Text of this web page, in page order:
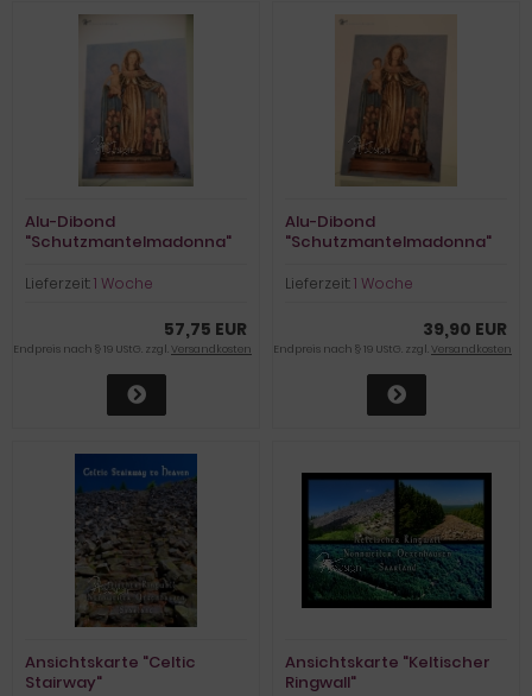
Alu-Dibond
"Schutzmantelmadonna"
Lieferzeit:1 Woche
57,75 EUR
Endpreis nach § 19 UStG. zzgl.Versandkosten
Alu-Dibond
"Schutzmantelmadonna"
Lieferzeit:1 Woche
39,90 EUR
Endpreis nach § 19 UStG. zzgl.Versandkosten
Ansichtskarte "Celtic
Stairway"
Ansichtskarte "Keltischer
Ringwall"